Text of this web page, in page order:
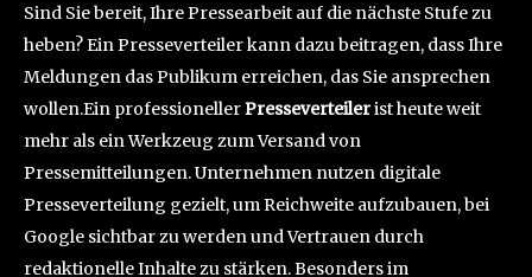
Sind Sie bereit, Ihre Pressearbeit auf die nächste Stufe zu
heben? Ein Presseverteiler kann dazu beitragen, dass Ihre
Meldungen das Publikum erreichen, das Sie ansprechen
wollen.Ein professionellerPresseverteilerist heute weit
mehr als ein Werkzeug zum Versand von
Pressemitteilungen. Unternehmen nutzen digitale
Presseverteilung gezielt, um Reichweite aufzubauen, bei
Google sichtbar zu werden und Vertrauen durch
redaktionelle Inhalte zu stärken. Besonders im